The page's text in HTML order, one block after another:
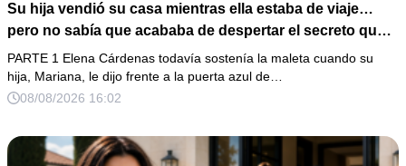
Su hija vendió su casa mientras ella estaba de viaje…
pero no sabía que acababa de despertar el secreto que
su padre dejó antes de morir
PARTE 1 Elena Cárdenas todavía sostenía la maleta cuando su
hija, Mariana, le dijo frente a la puerta azul de…
08/08/2026 16:02